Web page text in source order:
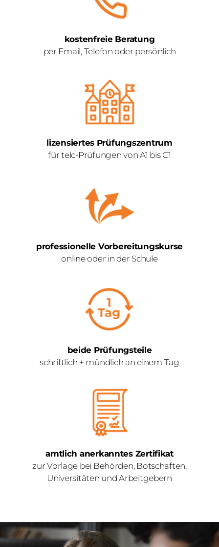
kostenfreie Beratung
per Email, Telefon oder persönlich
lizensiertes Prüfungszentrum
für telc-Prüfungen von A1 bis C1
professionelle Vorbereitungskurse
online oder in der Schule
beide Prüfungsteile
schriftlich + mündlich an einem Tag
amtlich anerkanntes Zertifikat
zur Vorlage bei Behörden, Botschaften,
Universitäten und Arbeitgebern